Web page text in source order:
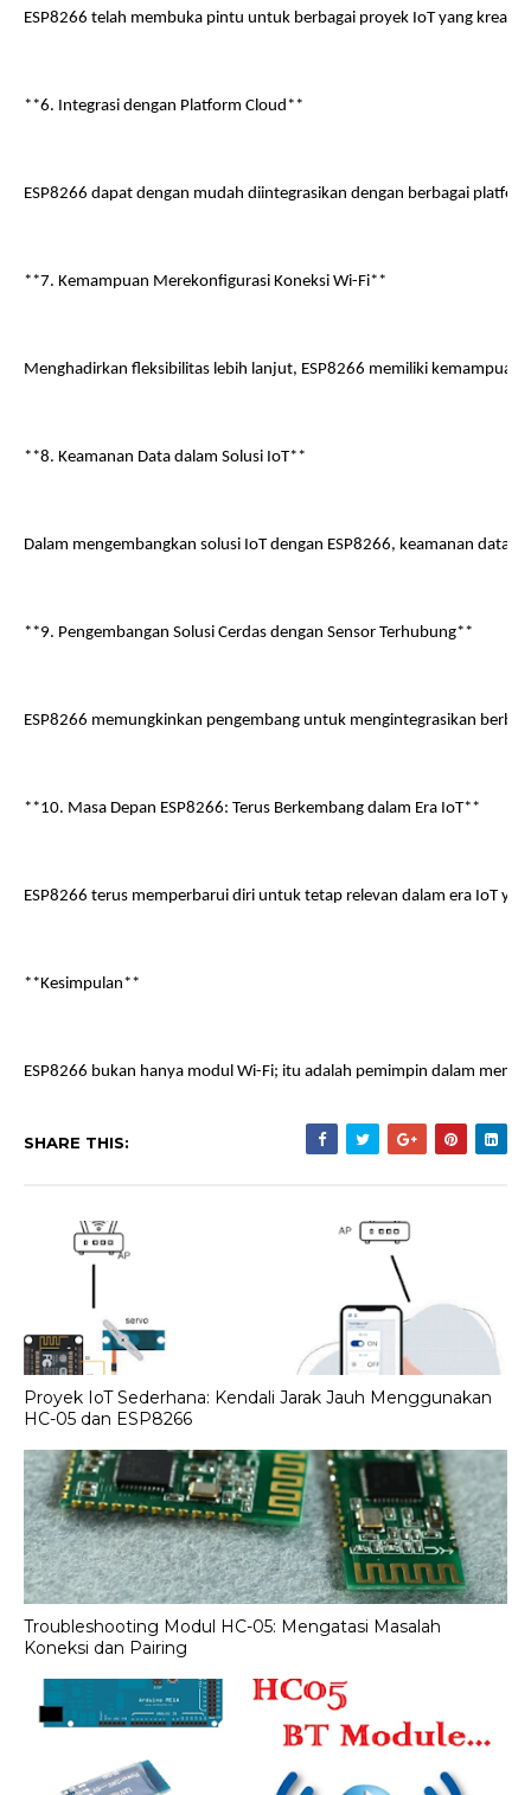
ESP8266 telah membuka pintu untuk berbagai proyek IoT yang
**6. Integrasi dengan Platform Cloud**
ESP8266 dapat dengan mudah diintegrasikan dengan berbagai
**7. Kemampuan Merekonfigurasi Koneksi Wi-Fi**
Menghadirkan fleksibilitas lebih lanjut, ESP8266 memiliki
**8. Keamanan Data dalam Solusi IoT**
Dalam mengembangkan solusi IoT dengan ESP8266, keamanan
**9. Pengembangan Solusi Cerdas dengan Sensor Terhubung**
ESP8266 memungkinkan pengembang untuk mengintegrasikan
**10. Masa Depan ESP8266: Terus Berkembang dalam Era IoT**
ESP8266 terus memperbarui diri untuk tetap relevan dalam era IoT
**Kesimpulan**
ESP8266 bukan hanya modul Wi-Fi; itu adalah pemimpin dalam
SHARE THIS:
Proyek IoT Sederhana: Kendali Jarak Jauh Menggunakan
HC-05 dan ESP8266
Troubleshooting Modul HC-05: Mengatasi Masalah
Koneksi dan Pairing